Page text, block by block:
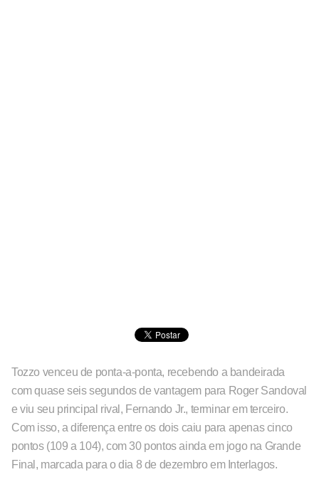
Tozzo venceu de ponta-a-ponta, recebendo a bandeirada
com quase seis segundos de vantagem para Roger Sandoval
e viu seu principal rival, Fernando Jr., terminar em terceiro.
Com isso, a diferença entre os dois caiu para apenas cinco
pontos (109 a 104), com 30 pontos ainda em jogo na Grande
Final, marcada para o dia 8 de dezembro em Interlagos.